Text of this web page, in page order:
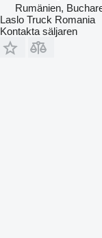
Rumänien,
Laslo Truck Romania
Kontakta säljaren